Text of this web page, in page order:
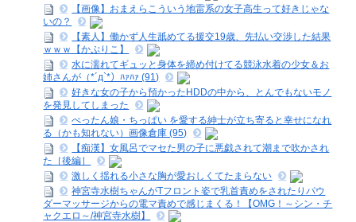
【画像】おまえらこういう地雷系の女子高生って好きじゃな
いの？
【素人】働かず人生舐めてる援交19歳、先払い交渉した結果
ｗｗｗ【かぷりこ】
水に濡れてギュッと身体を締め付けてる競泳水着の少女＆お
姉さんが（*´д`*）ﾊｧﾊｧ (91)
好きな女の子から預かったHDDの中から、とんでもないモノ
を発見してしまった
ぺったん娘・ちっぱい を愛する紳士が立ち寄ると幸せになれ
る（かも知れない）画像倉庫 (95)
【痴漢】女風呂でマセた男の子に悪戯されて潮まで吹かされ
た［後編］
激しく揺れる小さな胸が愛おしくてたまらない
神宮寺水樹ちゃんがTフロント姿で乳首責めをされたりパウ
ダーマッサージからの電マ責めで感じまくる！【OMG！～シン・チ
ャクエロ～/神宮寺水樹】